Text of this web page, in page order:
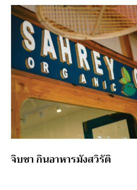
จิบชา กินอาหารมังสวิรัติ